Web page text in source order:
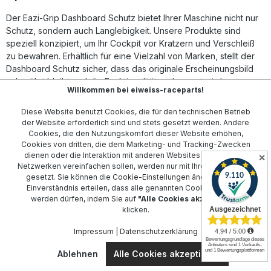
Displayschutz Maßgeschneiderte Passform passend für
Triumph Trident 660 & Speed Twin 900|1200 Klares,
unauffälliges Design für optimale Sicht Einfache Montage
mit mitgelieferten Anweisungen Verbessert langfristig den
Werterhalt des Motorrads Lieferumfang: Eazi-Grip
Dashboard Displayschutz-Kit Detaillierte Montageanleitung
Der Eazi-Grip Dashboard Schutz bietet Ihrer Maschine nicht nur
Schutz, sondern auch Langlebigkeit. Unsere Produkte sind
speziell konzipiert, um Ihr Cockpit vor Kratzern und Verschleiß
zu bewahren. Erhältlich für eine Vielzahl von Marken, stellt der
Dashboard Schutz sicher, dass das originale Erscheinungsbild
unberührt bleibt und die Funktionalität verbessert wird.
BMW,Ducati, undHondaerhalten Sie passgenaue Produkte,
die sich mühelos integrieren lassen. Die robusten Materialien
bieten nicht nur Schutz, sondern auch einfachen Zugang zu
allen Bedienelementen.
Unsere Auswahl umfasst weiterhin Optionen fürKawasaki,
Suzuki,Triumph, undYamaha. Egal, ob Sie auf der Straße
oder der Rennstrecke unterwegs sind, der Eazi-Grip Dashboard
Schutz bietet Ihnen den nötigen Schutz und hält Ihr Motorrad
stets in Topform. Erleben Sie die perfekte Kombination aus Stil
und Funktionalität mit unserer breiten Angebotspalette.
Willkommen bei eiweiss-raceparts!
Diese Website benutzt Cookies, die für den technischen Betrieb
der Website erforderlich sind und stets gesetzt werden. Andere
Cookies, die den Nutzungskomfort dieser Website erhöhen,
Cookies von dritten, die dem Marketing- und Tracking-Zwecken
dienen oder die Interaktion mit anderen Websites und sozialen
Netzwerken vereinfachen sollen, werden nur mit Ihrer Zustimmung
gesetzt. Sie können die Cookie-Einstellungen ändern oder Ihr
Einverständnis erteilen, dass alle genannten Cookies gesetzt
werden dürfen, indem Sie auf "Alle Cookies akzeptieren"
klicken.
Impressum Datenschutzerklärung
Ablehnen Alle Cookies akzeptieren
✕